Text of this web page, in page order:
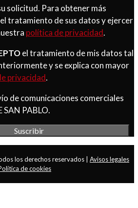
solicitud. Para obtener más
tratamiento de sus datos y ejercer
política de privacidad.
el tratamiento de mis datos tal
y se explica con mayor
privacidad.
de comunicaciones comerciales
SAN PABLO.
los derechos reservados | Avisos legales
de cookies